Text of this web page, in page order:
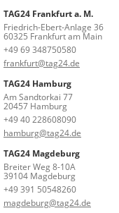
TAG24 Frankfurt a. M.
Friedrich-Ebert-Anlage 36
60325 Frankfurt am Main
+49 69 348750580
frankfurt@tag24.de
TAG24 Hamburg
Am Sandtorkai 77
20457 Hamburg
+49 40 228608090
hamburg@tag24.de
TAG24 Magdeburg
Breiter Weg 8-10A
39104 Magdeburg
+49 391 50548260
magdeburg@tag24.de